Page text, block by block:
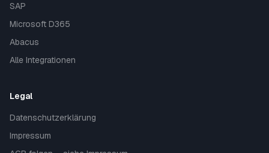
SAP
Microsoft D365
Abacus
Alle Integrationen
Legal
Datenschutzerklärung
Impressum